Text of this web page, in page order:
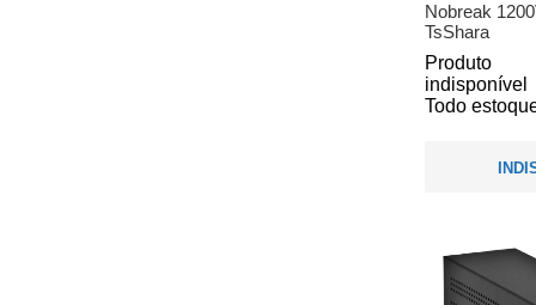
Nobreak
TsShara
Produto
indisponível
Todo